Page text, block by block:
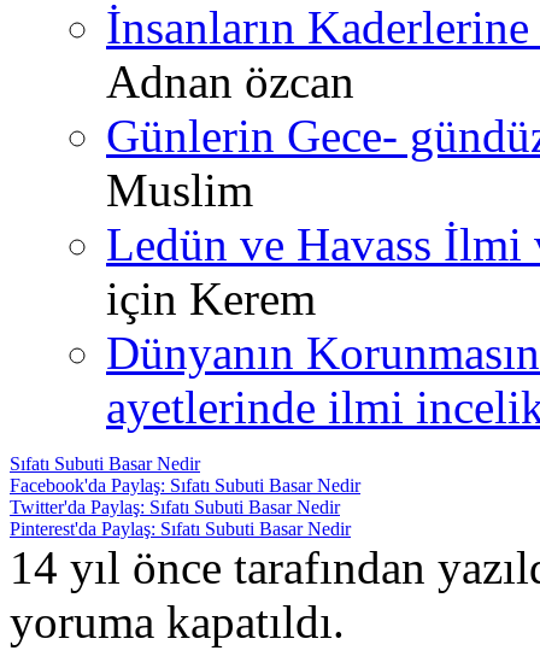
İnsanların
Adnan özcan
Günlerin Gece-
Muslim
Ledün ve Havass İlmi
için Kerem
Dünyanın
ayetlerinde ilmi
Sıfatı Subuti Basar Nedir
Facebook'da Paylaş: Sıfatı Subuti Basar Nedir
Twitter'da Paylaş: Sıfatı Subuti Basar Nedir
Pinterest'da Paylaş: Sıfatı Subuti Basar Nedir
14 yıl önce tarafından
yoruma kapatıldı.